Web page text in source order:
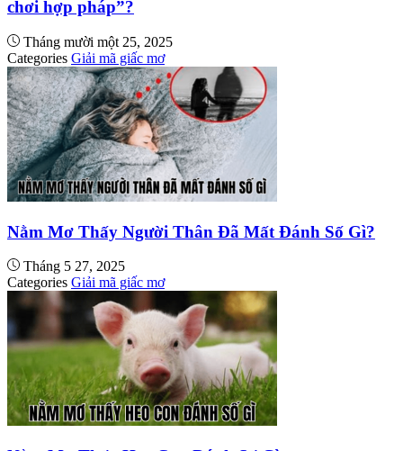
chơi hợp pháp”?
Tháng mười một 25, 2025
Categories Giải mã giấc mơ
Nằm Mơ Thấy Người Thân Đã Mất Đánh Số Gì?
Tháng 5 27, 2025
Categories Giải mã giấc mơ